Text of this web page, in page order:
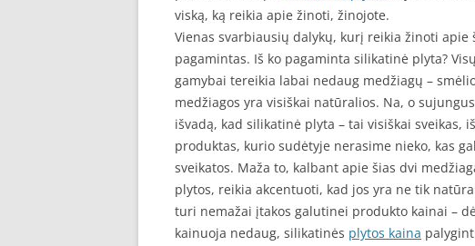
viską, ką reikia apie žinoti, žinojote.
Vienas svarbiausių dalykų, kurį reikia žinoti
pagamintas. Iš ko pagaminta silikatinė plyta?
gamybai tereikia labai nedaug medžiagų –
medžiagos yra visiškai natūralios. Na, o
išvadą, kad silikatinė plyta – tai visiškai sveikas,
produktas, kurio sudėtyje nerasime nieko, kas
sveikatos. Maža to, kalbant apie šias dvi
plytos, reikia akcentuoti, kad jos yra ne tik
turi nemažai įtakos galutinei produkto kainai –
kainuoja nedaug, silikatinės plytos kaina